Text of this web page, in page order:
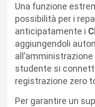
Una funzione
possibilità per i
anticipatamente i
aggiungendoli
studente si
registrazione zero
Per garantire un